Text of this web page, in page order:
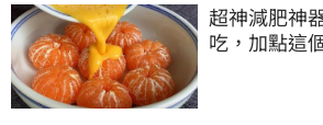
超神減肥神
吃，加點這